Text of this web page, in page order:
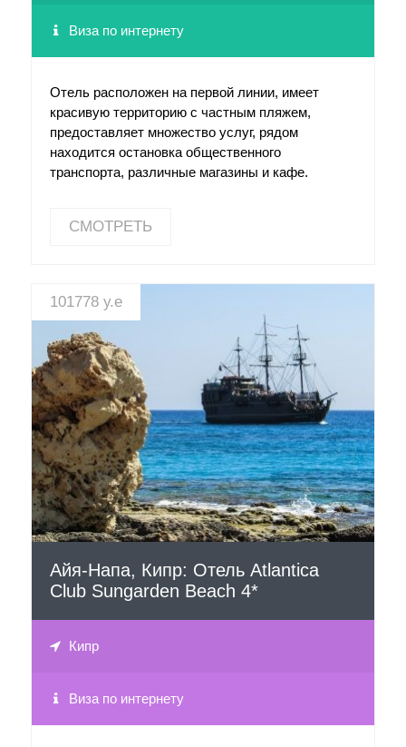
Виза по интернету
Отель расположен на первой линии, имеет
красивую территорию с частным пляжем,
предоставляет множество услуг, рядом
находится остановка общественного
транспорта, различные магазины и кафе.
СМОТРЕТЬ
101778 у.е
СМОТРЕТЬ
Айя-Напа, Кипр: Отель Atlantica
Club Sungarden Beach 4*
Кипр
Виза по интернету